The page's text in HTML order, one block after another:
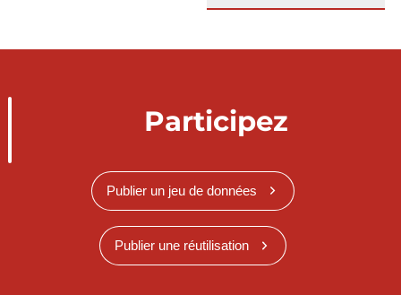
Participez
Publier un jeu de données
Publier une réutilisation